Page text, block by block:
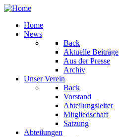
Home
News
Back
Aktuelle Beiträge
Aus der Presse
Archiv
Unser Verein
Back
Vorstand
Abteilungsleiter
Mitgliedschaft
Satzung
Abteilungen